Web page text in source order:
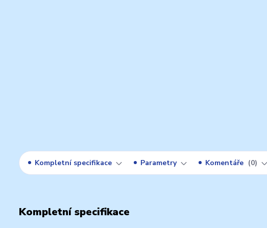
Kompletní specifikace Parametry Komentáře 0
Kompletní specifikace